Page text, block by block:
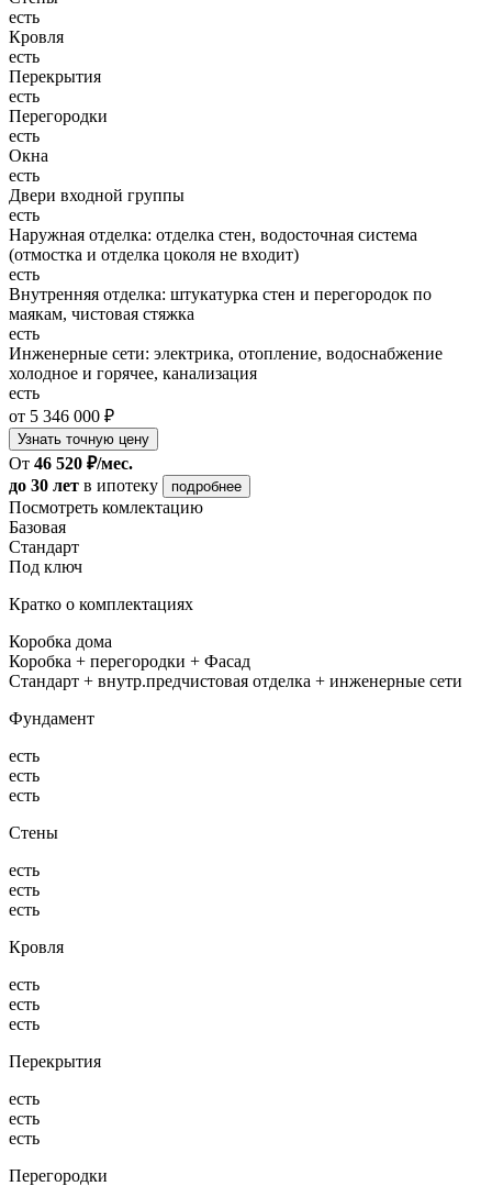
есть
Кровля
есть
Перекрытия
есть
Перегородки
есть
Окна
есть
Двери входной группы
есть
Наружная отделка: отделка стен, водосточная система
(отмостка и отделка цоколя не входит)
есть
Внутренняя отделка: штукатурка стен и перегородок по
маякам, чистовая стяжка
есть
Инженерные сети: электрика, отопление, водоснабжение
холодное и горячее, канализация
есть
от 5 346 000 ₽
Узнать точную цену
От 46 520 ₽/мес.
до 30 лет в ипотеку подробнее
Посмотреть комлектацию
Базовая
Стандарт
Под ключ
Кратко о комплектациях
Коробка дома
Коробка + перегородки + Фасад
Стандарт + внутр.предчистовая отделка + инженерные сети
Фундамент
есть
есть
есть
Стены
есть
есть
есть
Кровля
есть
есть
есть
Перекрытия
есть
есть
есть
Перегородки